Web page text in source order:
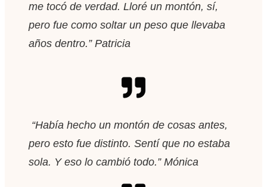
me tocó de verdad. Lloré un montón, sí,
pero fue como soltar un peso que llevaba
años dentro.” Patricia
“Había hecho un montón de cosas antes,
pero esto fue distinto. Sentí que no estaba
sola. Y eso lo cambió todo.” Mónica